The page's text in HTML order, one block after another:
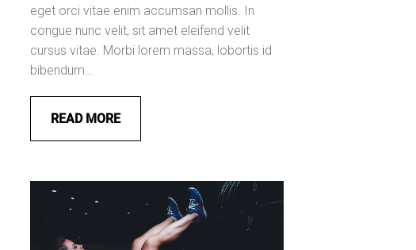
eget orci vitae enim accumsan mollis. In
congue nunc velit, sit amet eleifend velit
cursus vitae. Morbi lorem massa, lobortis id
bibendum…
READ MORE